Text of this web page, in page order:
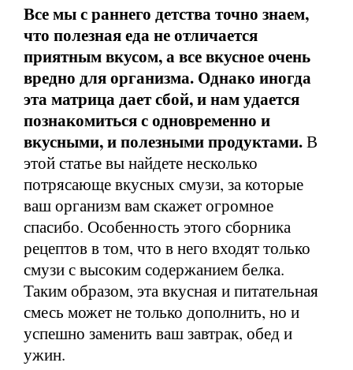
Все мы с раннего детства точно знаем,
что полезная еда не отличается
приятным вкусом, а все вкусное очень
вредно для организма. Однако иногда
эта матрица дает сбой, и нам удается
познакомиться с одновременно и
вкусными, и полезными продуктами.В
этой статье вы найдете несколько
потрясающе вкусных смузи, за которые
ваш организм вам скажет огромное
спасибо. Особенность этого сборника
рецептов в том, что в него входят только
смузи с высоким содержанием белка.
Таким образом, эта вкусная и питательная
смесь может не только дополнить, но и
успешно заменить ваш завтрак, обед и
ужин.